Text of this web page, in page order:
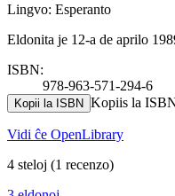
Lingvo: Esperanto
Eldonita je 12-a de aprilo
ISBN:
978-963-571-294-6
Kopii la ISBN Kopiis la
Vidi ĉe OpenLibrary
4 steloj (1 recenzo)